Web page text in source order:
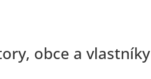
obce a vlastníky